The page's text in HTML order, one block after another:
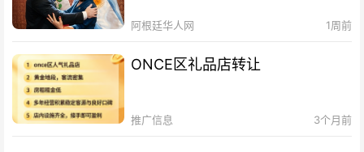
阿根廷华人网 1周前
ONCE区礼品店转让
推广信息 3个月前